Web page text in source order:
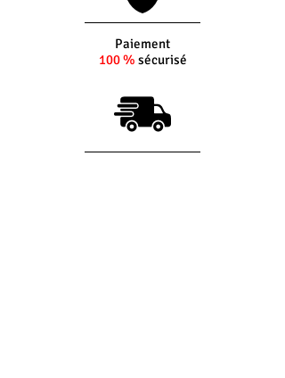
Paiement
100 % sécurisé